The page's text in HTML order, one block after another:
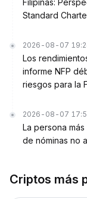
Filipinas:
Standard
2026-08-07
Los
informe NFP
riesgos para la
2026-08-07
La persona
de nóminas no
Criptos más